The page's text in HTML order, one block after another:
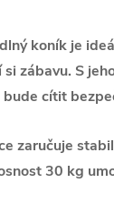
koník je
zábavu. S
cítit
zaručuje
30 kg